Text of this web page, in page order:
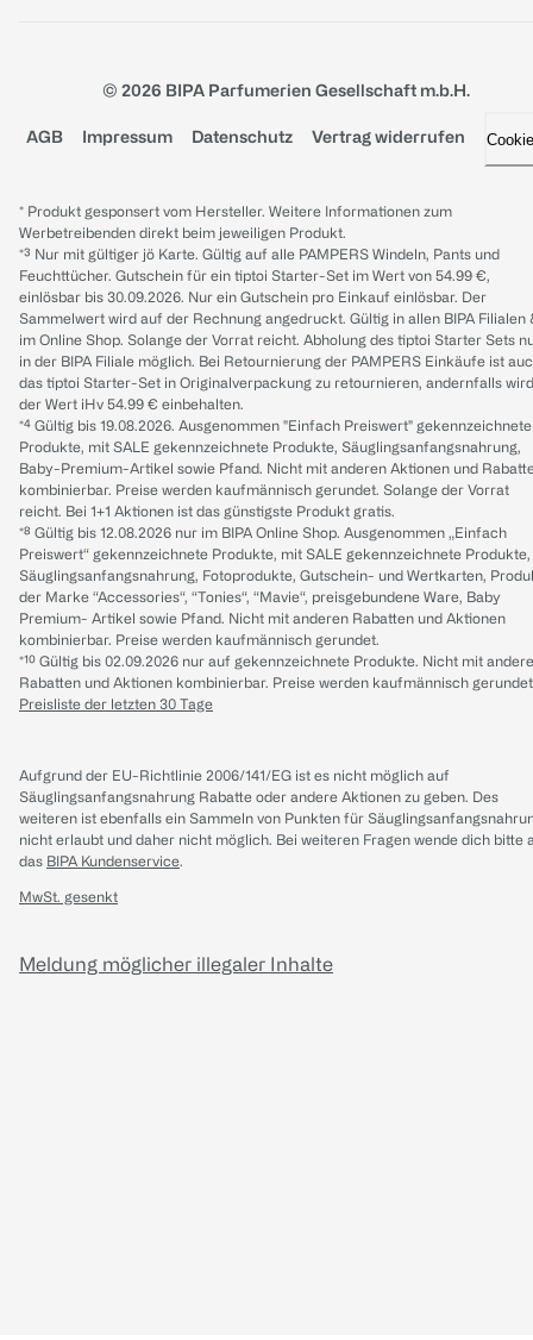
© 2026 BIPA Parfumerien Gesellschaft m.b.H.
AGB Impressum Datenschutz Vertrag widerrufen
* Produkt gesponsert vom Hersteller. Weitere Informationen zum
Werbetreibenden direkt beim jeweiligen Produkt.
*³ Nur mit gültiger jö Karte. Gültig auf alle PAMPERS Windeln, Pants und
Feuchttücher. Gutschein für ein tiptoi Starter-Set im Wert von 54.99 €,
einlösbar bis 30.09.2026. Nur ein Gutschein pro Einkauf einlösbar. Der
Sammelwert wird auf der Rechnung angedruckt. Gültig in allen BIPA Filialen
im Online Shop. Solange der Vorrat reicht. Abholung des tiptoi Starter Sets
in der BIPA Filiale möglich. Bei Retournierung der PAMPERS Einkäufe ist
das tiptoi Starter-Set in Originalverpackung zu retournieren, andernfalls wird
der Wert iHv 54.99 € einbehalten.
*⁴ Gültig bis 19.08.2026. Ausgenommen "Einfach Preiswert" gekennzeichnete
Produkte, mit SALE gekennzeichnete Produkte, Säuglingsanfangsnahrung,
Baby-Premium-Artikel sowie Pfand. Nicht mit anderen Aktionen und
kombinierbar. Preise werden kaufmännisch gerundet. Solange der Vorrat
reicht. Bei 1+1 Aktionen ist das günstigste Produkt gratis.
*⁸ Gültig bis 12.08.2026 nur im BIPA Online Shop. Ausgenommen „Einfach
Preiswert“ gekennzeichnete Produkte, mit SALE gekennzeichnete Produkte,
Säuglingsanfangsnahrung, Fotoprodukte, Gutschein- und Wertkarten,
der Marke “Accessories“, “Tonies“, “Mavie“, preisgebundene Ware, Baby
Premium- Artikel sowie Pfand. Nicht mit anderen Rabatten und Aktionen
kombinierbar. Preise werden kaufmännisch gerundet.
*¹⁰ Gültig bis 02.09.2026 nur auf gekennzeichnete Produkte. Nicht mit
Rabatten und Aktionen kombinierbar. Preise werden kaufmännisch
Preisliste der letzten 30 Tage
Aufgrund der EU-Richtlinie 2006/141/EG ist es nicht möglich auf
Säuglingsanfangsnahrung Rabatte oder andere Aktionen zu geben. Des
weiteren ist ebenfalls ein Sammeln von Punkten für
nicht erlaubt und daher nicht möglich. Bei weiteren Fragen wende dich bitte
das BIPA Kundenservice.
MwSt. gesenkt
Meldung möglicher illegaler Inhalte